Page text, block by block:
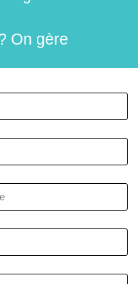
On gère